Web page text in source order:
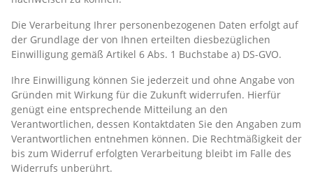
Die Verarbeitung Ihrer personenbezogenen Daten erfolgt auf
der Grundlage der von Ihnen erteilten diesbezüglichen
Einwilligung gemäß Artikel 6 Abs. 1 Buchstabe a) DS-GVO.
Ihre Einwilligung können Sie jederzeit und ohne Angabe von
Gründen mit Wirkung für die Zukunft widerrufen. Hierfür
genügt eine entsprechende Mitteilung an den
Verantwortlichen, dessen Kontaktdaten Sie den Angaben zum
Verantwortlichen entnehmen können. Die Rechtmäßigkeit der
bis zum Widerruf erfolgten Verarbeitung bleibt im Falle des
Widerrufs unberührt.